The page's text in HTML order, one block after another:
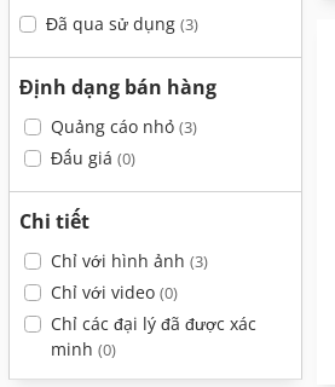
Đã qua sử dụng (3)
Định dạng bán hàng
Quảng cáo nhỏ (3)
Đấu giá (0)
Chi tiết
Chỉ với hình ảnh (3)
Chỉ với video (0)
Chỉ các đại lý đã được xác
minh (0)